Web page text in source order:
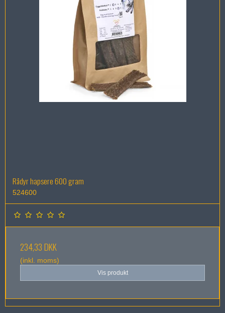
Rådyr hapsere 600 gram
524600
234,33 DKK
(inkl. moms)
Vis produkt